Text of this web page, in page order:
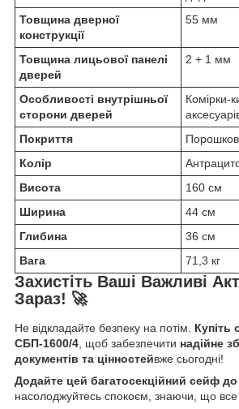
Товщина дверної
конструкції
55 мм
Товщина лицьової панелі
дверей
2 + 1 мм
Особливості внутрішньої
сторони дверей
Комірки-
Покриття
Колір
Висота
160 см
Ширина
44 см
Глибина
36 см
Вага
71,3 кг
Захистіть Ваші Важливі
Зараз! 🚀
Не відкладайте безпеку на потім. Купіть
СБП-1600/4 , щоб забезпечити надійне
документів та цінностейвже сьогодні!
Додайте цей багатосекційний сейф
насолоджуйтесь спокоєм, знаючи, що все